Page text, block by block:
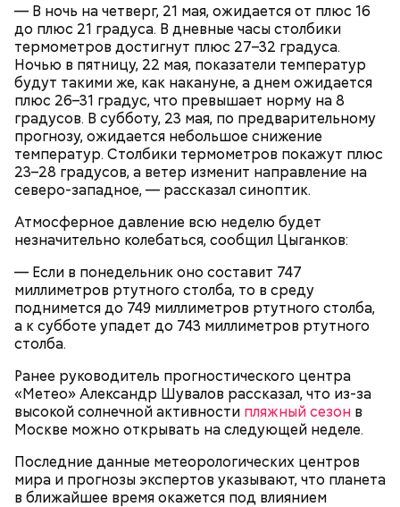
— В ночь на четверг, 21 мая, ожидается от плюс 16
до плюс 21 градуса. В дневные часы столбики
термометров достигнут плюс 27–32 градуса.
Ночью в пятницу, 22 мая, показатели температур
будут такими же, как накануне, а днем ожидается
плюс 26–31 градус, что превышает норму на 8
градусов. В субботу, 23 мая, по предварительному
прогнозу, ожидается небольшое снижение
температур. Столбики термометров покажут плюс
23–28 градусов, а ветер изменит направление на
северо-западное, — рассказал синоптик.
Атмосферное давление всю неделю будет
незначительно колебаться, сообщил Цыганков:
— Если в понедельник оно составит 747
миллиметров ртутного столба, то в среду
поднимется до 749 миллиметров ртутного столба,
а к субботе упадет до 743 миллиметров ртутного
столба.
Ранее руководитель прогностического центра
«Метео» Александр Шувалов рассказал, что из-за
высокой солнечной активности пляжный сезон в
Москве можно открывать на следующей неделе.
Последние данные метеорологических центров
мира и прогнозы экспертов указывают, что планета
в ближайшее время окажется под влиянием
День «Счастье случается»
День «Счастье случается» был инициирован
Тайным обществом счастливых людей, чтобы
напомнить людям, что счастье на самом деле
кроется в мелочах. Отпраздновать этот день
можно, поделившись с другими людьми
счастливыми моментами из своей жизни.
Противень ставится в духовку, разогретую до 180–
190 градусов. Спагетти из кабачка нужно запекать
25–30 минут.
Уберут отеки и улучшат зрение:
диетолог Соломатина рассказала
о пользе кабачков
Кабачки, тушеные с курицей
Как приготовить домашний
майонез: три простых рецепта
Эндокринолог Куликова
объяснила, в чем заключается
польза сезонных овощей и
фруктов